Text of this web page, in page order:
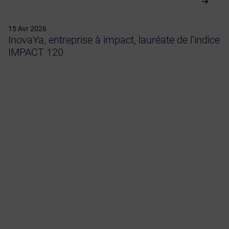
15 Avr 2026
InovaYa, entreprise à impact, lauréate de l’indice
IMPACT 120